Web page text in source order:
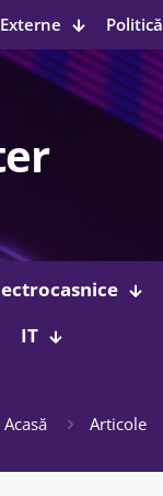
Politică
IT
Acasă Articole